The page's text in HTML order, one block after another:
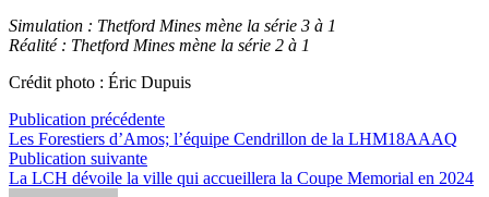
Simulation : Thetford Mines mène la série 3 à 1
Réalité : Thetford Mines mène la série 2 à 1
Crédit photo : Éric Dupuis
Navigation
de
l’article
Publication précédentePublication
précédente :
Les Forestiers d’Amos; l’équipe Cendrillon de la LHM18AAAQ
Publication suivantePublication
suivante :
La LCH dévoile la ville qui accueillera la Coupe Memorial en 2024